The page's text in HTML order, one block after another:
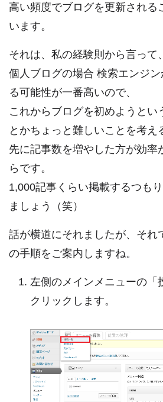
高い頻度でブログを更新される
います。
それは、私の経験則から言って、
個人ブログの場合 検索エンジ
る可能性が一番高いので、
これからブログを初めようとい
とかちょっと難しいことを考え
先に記事数を増やした方が効率
らです。
1,000記事くらい掲載するつも
ましょう（笑）
話が横道にそれましたが、それ
の手順をご案内しますね。
左側のメインメニューの「
クリックします。